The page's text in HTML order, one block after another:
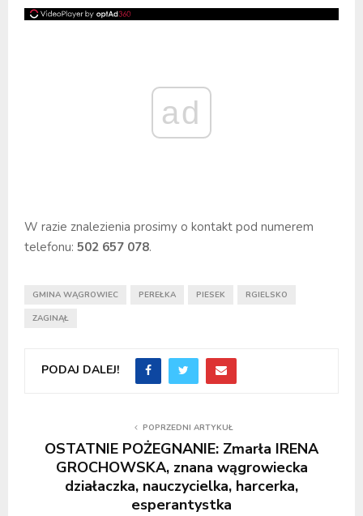
ad
W razie znalezienia prosimy o kontakt pod numerem
telefonu: 502 657 078.
GMINA WĄGROWIEC PEREŁKA PIESEK RGIELSKO
ZAGINĄŁ
PODAJ DALEJ!
POPRZEDNI ARTYKUŁ
OSTATNIE POŻEGNANIE: Zmarła IRENA
GROCHOWSKA, znana wągrowiecka
działaczka, nauczycielka, harcerka,
esperantystka